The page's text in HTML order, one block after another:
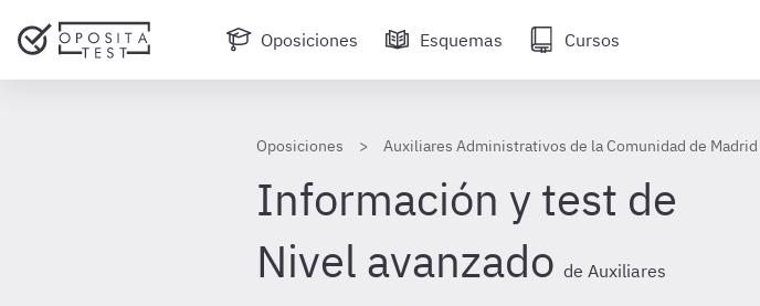
Oposiciones Esquemas Cursos
Oposiciones Auxiliares Administrativos de la Comunidad de Madrid
Información y test de
Nivel avanzado de Auxiliares